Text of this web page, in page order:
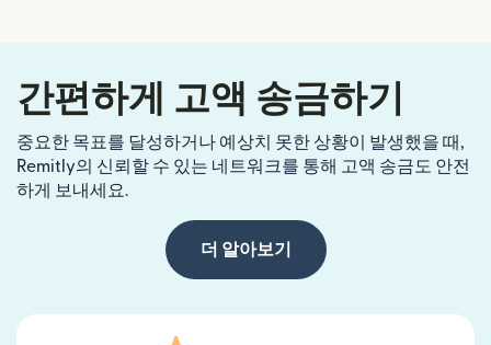
간편하게 고액 송금하기
중요한 목표를 달성하거나 예상치 못한 상황이 발생했을 때,
Remitly의 신뢰할 수 있는 네트워크를 통해 고액 송금도 안전
하게 보내세요.
더 알아보기